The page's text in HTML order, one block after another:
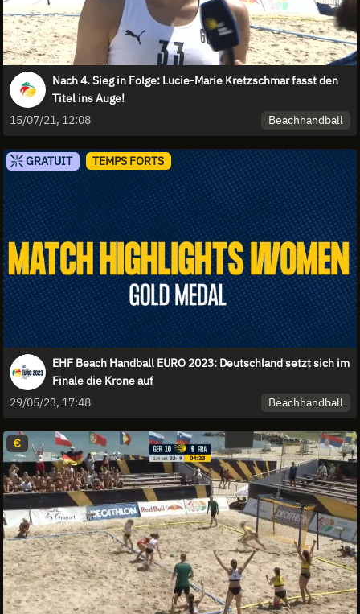
Nach 4. Sieg in Folge: Lucie-Marie Kretzschmar fasst den
Titel ins Auge!
15/07/21, 12:08
Beachhandball
GRATUIT TEMPS FORTS
EHF Beach Handball EURO 2023: Deutschland setzt sich im
Finale die Krone auf
29/05/23, 17:48
Beachhandball
€